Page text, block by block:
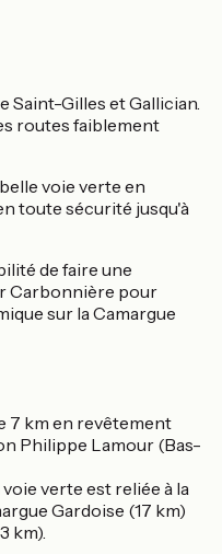
Saint-Gilles et Gallician.
routes faiblement
voie verte en
toute sécurité jusqu'à
de faire une
Carbonnière pour
sur la Camargue
7 km en revêtement
Philippe Lamour (Bas-
voie verte est reliée à la
Gardoise (17 km)
km).